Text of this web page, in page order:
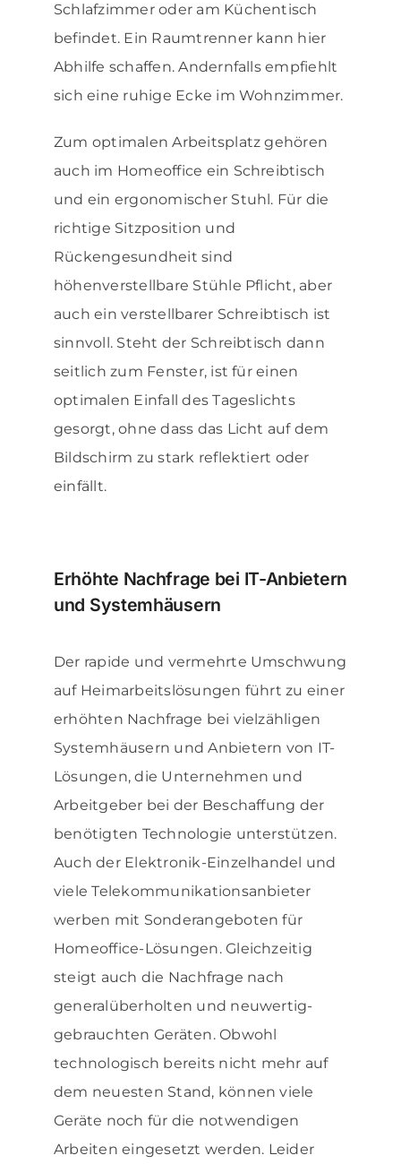
Schlafzimmer oder am Küchentisch
befindet. Ein Raumtrenner kann hier
Abhilfe schaffen. Andernfalls empfiehlt
sich eine ruhige Ecke im Wohnzimmer.
Zum optimalen Arbeitsplatz gehören
auch im Homeoffice ein Schreibtisch
und ein ergonomischer Stuhl. Für die
richtige Sitzposition und
Rückengesundheit sind
höhenverstellbare Stühle Pflicht, aber
auch ein verstellbarer Schreibtisch ist
sinnvoll. Steht der Schreibtisch dann
seitlich zum Fenster, ist für einen
optimalen Einfall des Tageslichts
gesorgt, ohne dass das Licht auf dem
Bildschirm zu stark reflektiert oder
einfällt.
Erhöhte Nachfrage bei IT-Anbietern
und Systemhäusern
Der rapide und vermehrte Umschwung
auf Heimarbeitslösungen führt zu einer
erhöhten Nachfrage bei vielzähligen
Systemhäusern und Anbietern von IT-
Lösungen, die Unternehmen und
Arbeitgeber bei der Beschaffung der
benötigten Technologie unterstützen.
Auch der Elektronik-Einzelhandel und
viele Telekommunikationsanbieter
werben mit Sonderangeboten für
Homeoffice-Lösungen. Gleichzeitig
steigt auch die Nachfrage nach
generalüberholten und neuwertig-
gebrauchten Geräten. Obwohl
technologisch bereits nicht mehr auf
dem neuesten Stand, können viele
Geräte noch für die notwendigen
Arbeiten eingesetzt werden. Leider